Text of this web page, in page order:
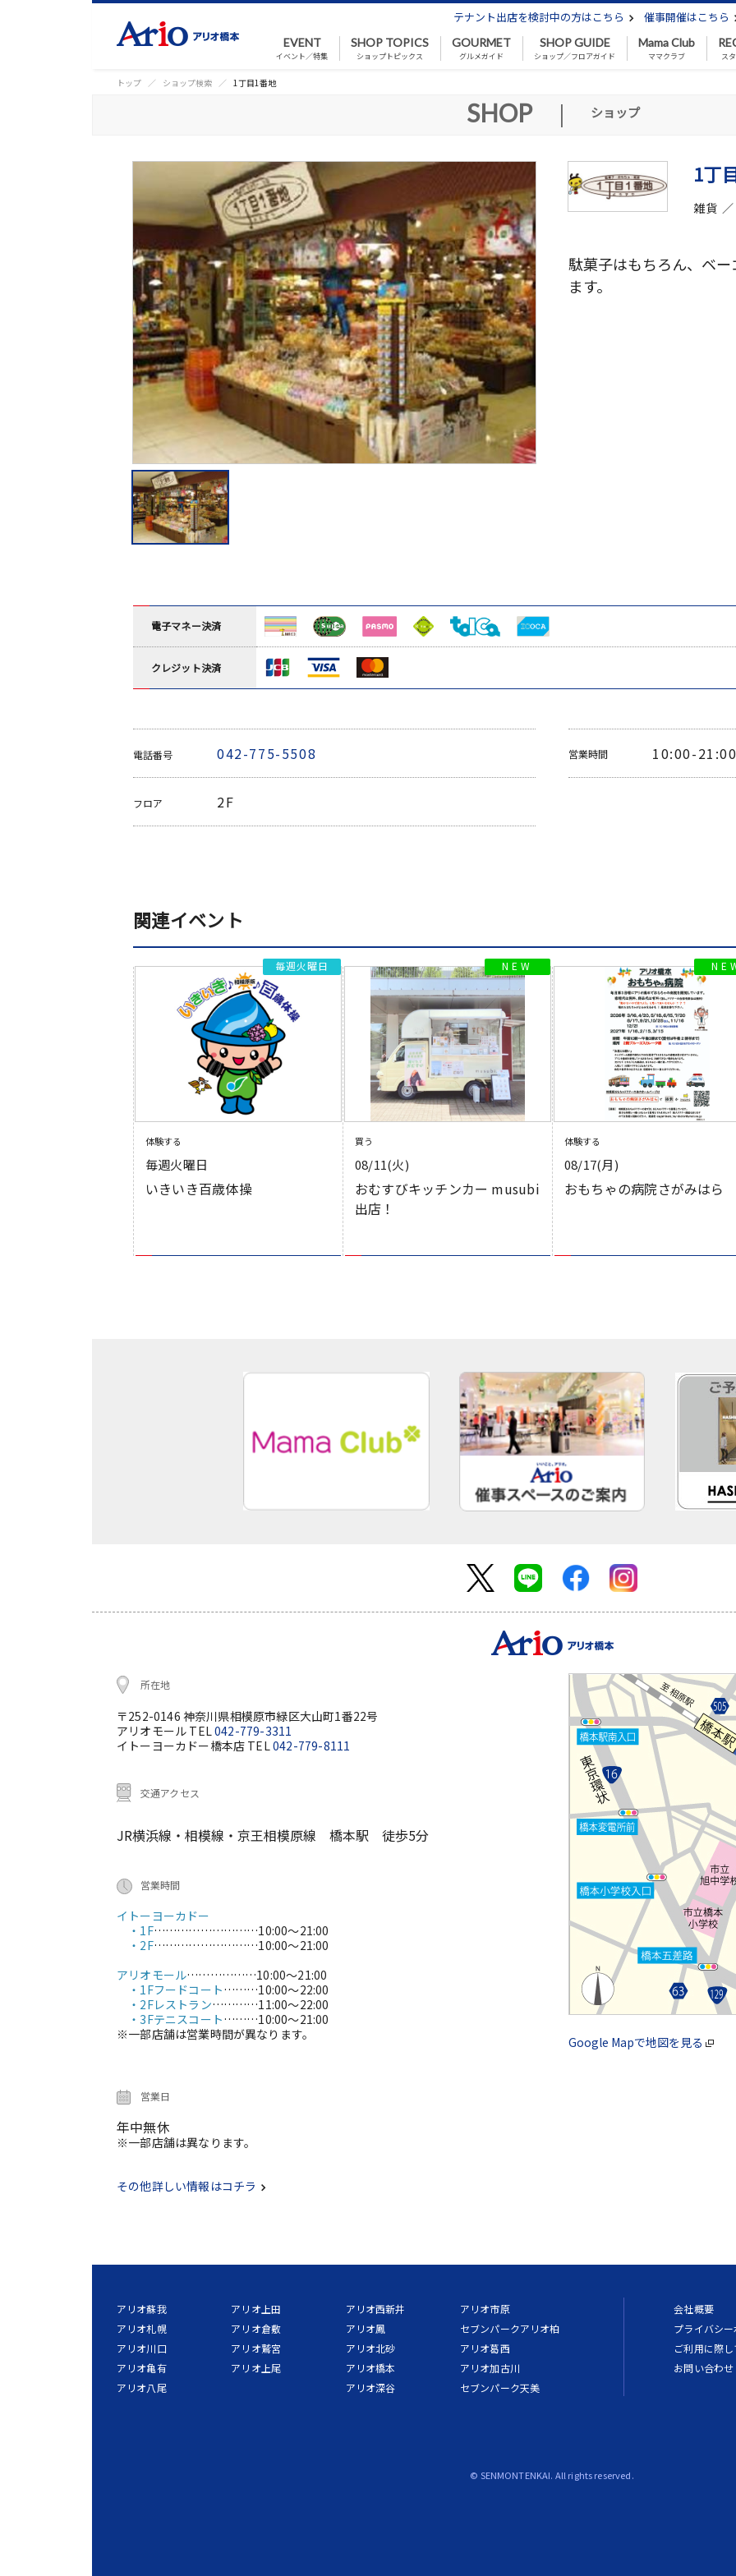
テナント出店を検討中の方はこちら 催事開催はこちら
EVENT
イベント／特集
SHOP TOPICS
ショップトピックス
GOURMET
グルメガイド
SHOP GUIDE
ショップ／フロアガイド
Mama Club
ママクラブ ス
トップ ショップ検索 1丁目1番地
SHOP | ショップ
1丁
雑貨
駄菓子はもちろん、ベ
ます。
電子マネー決済
クレジット決済
電話番号 042-775-5508
フロア 2F
営業時間 10:00-
関連イベント
体験する
毎週火曜日
いきいき百歳体操
毎週火曜日
買う
08/11(火)
おむすびキッチンカー musubi
出店！
体験する
08/17(月)
おもちゃの病院さがみはら
所在地
〒252-0146 神奈川県相模原市緑区大山町1番22号
アリオモール TEL042-779-3311
イトーヨーカドー橋本店 TEL042-779-8111
交通アクセス
JR横浜線・相模線・京王相模原線 橋本駅 徒歩5分
営業時間
イトーヨーカドー
・1F………………………10:00～21:00
・2F………………………10:00～21:00
アリオモール………………10:00～21:00
・1Fフードコート………10:00～22:00
・2Fレストラン…………11:00～22:00
・3Fテニスコート………10:00～21:00
※一部店舗は営業時間が異なります。
営業日
年中無休
※一部店舗は異なります。
その他詳しい情報はコチラ
Google Mapで地図を見る
アリオ蘇我
アリオ札幌
アリオ川口
アリオ亀有
アリオ八尾
アリオ上田
アリオ倉敷
アリオ鷲宮
アリオ上尾
アリオ西新井
アリオ鳳
アリオ北砂
アリオ橋本
アリオ深谷
アリオ市原
セブンパークアリオ柏
アリオ葛西
アリオ加古川
セブンパーク天美
会社概要
プライバシ
ご利用に際
お問い合わせ
© SENMONTENKAI. All rights reserved.